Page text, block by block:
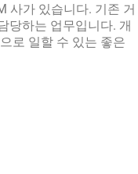
사가 있습니다. 기존 거
당하는 업무입니다. 개
로 일할 수 있는 좋은